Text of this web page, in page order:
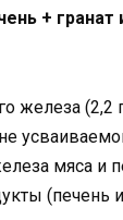
+ гранат
железа (2,2
мяса и
(печень